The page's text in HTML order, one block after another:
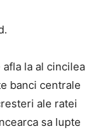
la al cincilea
banci centrale
ale ratei
sa lupte